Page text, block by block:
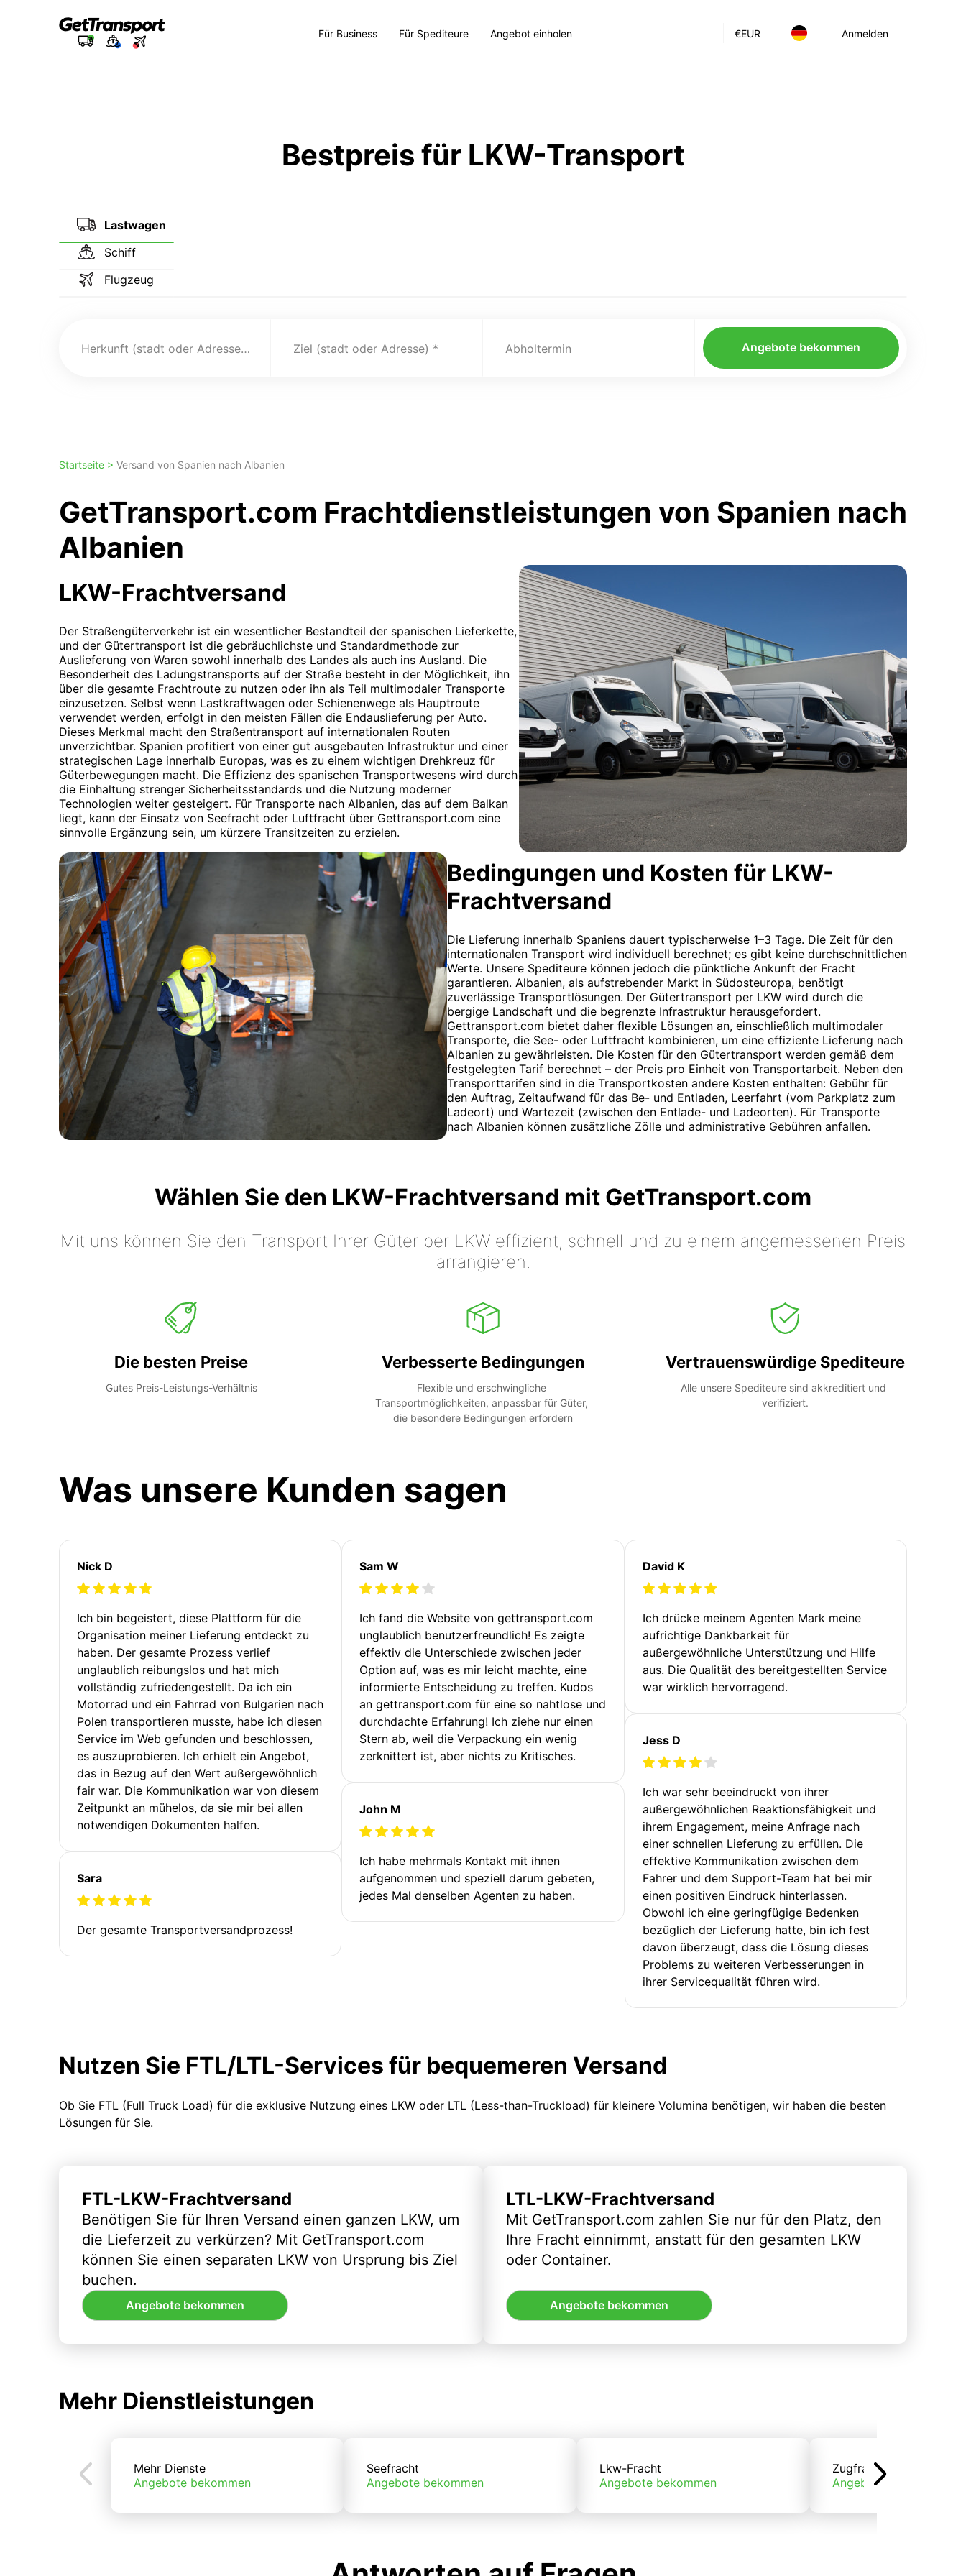
€EUR Anmelden
Für Business Für Spediteure Angebot einholen
Bestpreis für LKW-Transport
Lastwagen
Schiff
Flugzeug
Herkunft (stadt oder Adresse) Ziel (stadt oder Adresse) Abholtermin Angebote bekommen
Startseite > Versand von Spanien nach Albanien
GetTransport.com Frachtdienstleistungen von Spanien nach
Albanien
LKW-Frachtversand
Der Straßengüterverkehr ist ein wesentlicher Bestandteil der spanischen Lieferkette,
und der Gütertransport ist die gebräuchlichste und Standardmethode zur
Auslieferung von Waren sowohl innerhalb des Landes als auch ins Ausland. Die
Besonderheit des Ladungstransports auf der Straße besteht in der Möglichkeit, ihn
über die gesamte Frachtroute zu nutzen oder ihn als Teil multimodaler Transporte
einzusetzen. Selbst wenn Lastkraftwagen oder Schienenwege als Hauptroute
verwendet werden, erfolgt in den meisten Fällen die Endauslieferung per Auto.
Dieses Merkmal macht den Straßentransport auf internationalen Routen
unverzichtbar. Spanien profitiert von einer gut ausgebauten Infrastruktur und einer
strategischen Lage innerhalb Europas, was es zu einem wichtigen Drehkreuz für
Güterbewegungen macht. Die Effizienz des spanischen Transportwesens wird durch
die Einhaltung strenger Sicherheitsstandards und die Nutzung moderner
Technologien weiter gesteigert. Für Transporte nach Albanien, das auf dem Balkan
liegt, kann der Einsatz von Seefracht oder Luftfracht über Gettransport.com eine
sinnvolle Ergänzung sein, um kürzere Transitzeiten zu erzielen.
Bedingungen und Kosten für LKW-
Frachtversand
Die Lieferung innerhalb Spaniens dauert typischerweise 1–3 Tage. Die Zeit für den
internationalen Transport wird individuell berechnet; es gibt keine durchschnittlichen
Werte. Unsere Spediteure können jedoch die pünktliche Ankunft der Fracht
garantieren. Albanien, als aufstrebender Markt in Südosteuropa, benötigt
zuverlässige Transportlösungen. Der Gütertransport per LKW wird durch die
bergige Landschaft und die begrenzte Infrastruktur herausgefordert.
Gettransport.com bietet daher flexible Lösungen an, einschließlich multimodaler
Transporte, die See- oder Luftfracht kombinieren, um eine effiziente Lieferung nach
Albanien zu gewährleisten. Die Kosten für den Gütertransport werden gemäß dem
festgelegten Tarif berechnet – der Preis pro Einheit von Transportarbeit. Neben den
Transporttarifen sind in die Transportkosten andere Kosten enthalten: Gebühr für
den Auftrag, Zeitaufwand für das Be- und Entladen, Leerfahrt (vom Parkplatz zum
Ladeort) und Wartezeit (zwischen den Entlade- und Ladeorten). Für Transporte
nach Albanien können zusätzliche Zölle und administrative Gebühren anfallen.
Wählen Sie den LKW-Frachtversand mit GetTransport.com
Mit uns können Sie den Transport Ihrer Güter per LKW effizient, schnell und zu einem angemessenen Preis
arrangieren.
Die besten Preise
Gutes Preis-Leistungs-Verhältnis
Verbesserte Bedingungen
Flexible und erschwingliche
Transportmöglichkeiten, anpassbar für Güter,
die besondere Bedingungen erfordern
Vertrauenswürdige Spediteure
Alle unsere Spediteure sind akkreditiert und
verifiziert.
Was unsere Kunden sagen
Nick D
Ich bin begeistert, diese Plattform für die
Organisation meiner Lieferung entdeckt zu
haben. Der gesamte Prozess verlief
unglaublich reibungslos und hat mich
vollständig zufriedengestellt. Da ich ein
Motorrad und ein Fahrrad von Bulgarien nach
Polen transportieren musste, habe ich diesen
Service im Web gefunden und beschlossen,
es auszuprobieren. Ich erhielt ein Angebot,
das in Bezug auf den Wert außergewöhnlich
fair war. Die Kommunikation war von diesem
Zeitpunkt an mühelos, da sie mir bei allen
notwendigen Dokumenten halfen.
Sara
Der gesamte Transportversandprozess!
Sam W
Ich fand die Website von gettransport.com
unglaublich benutzerfreundlich! Es zeigte
effektiv die Unterschiede zwischen jeder
Option auf, was es mir leicht machte, eine
informierte Entscheidung zu treffen. Kudos
an gettransport.com für eine so nahtlose und
durchdachte Erfahrung! Ich ziehe nur einen
Stern ab, weil die Verpackung ein wenig
zerknittert ist, aber nichts zu Kritisches.
John M
Ich habe mehrmals Kontakt mit ihnen
aufgenommen und speziell darum gebeten,
jedes Mal denselben Agenten zu haben.
David K
Ich drücke meinem Agenten Mark meine
aufrichtige Dankbarkeit für
außergewöhnliche Unterstützung und Hilfe
aus. Die Qualität des bereitgestellten Service
war wirklich hervorragend.
Jess D
Ich war sehr beeindruckt von ihrer
außergewöhnlichen Reaktionsfähigkeit und
ihrem Engagement, meine Anfrage nach
einer schnellen Lieferung zu erfüllen. Die
effektive Kommunikation zwischen dem
Fahrer und dem Support-Team hat bei mir
einen positiven Eindruck hinterlassen.
Obwohl ich eine geringfügige Bedenken
bezüglich der Lieferung hatte, bin ich fest
davon überzeugt, dass die Lösung dieses
Problems zu weiteren Verbesserungen in
ihrer Servicequalität führen wird.
Nutzen Sie FTL/LTL-Services für bequemeren Versand
Ob Sie FTL (Full Truck Load) für die exklusive Nutzung eines LKW oder LTL (Less-than-Truckload) für kleinere Volumina benötigen, wir haben die besten
Lösungen für Sie.
FTL-LKW-Frachtversand
Benötigen Sie für Ihren Versand einen ganzen LKW, um
die Lieferzeit zu verkürzen? Mit GetTransport.com
können Sie einen separaten LKW von Ursprung bis Ziel
buchen.
Angebote bekommen
LTL-LKW-Frachtversand
Mit GetTransport.com zahlen Sie nur für den Platz, den
Ihre Fracht einnimmt, anstatt für den gesamten LKW
oder Container.
Angebote bekommen
Mehr Dienstleistungen
Mehr Dienste
Angebote bekommen
Seefracht
Angebote bekommen
Lkw-Fracht
Angebote bekommen
Zugfracht
Angebote bekommen